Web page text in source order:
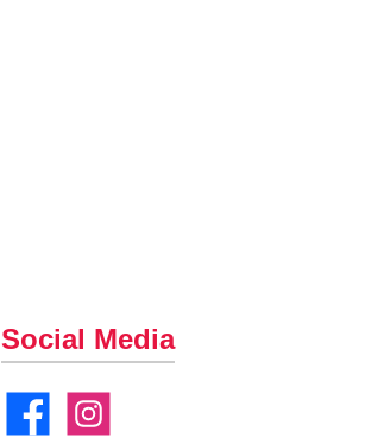
Social Media
FacebookInstagram